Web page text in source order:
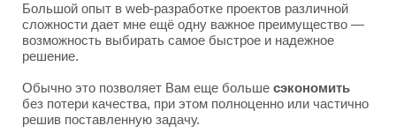
Большой опыт в web-разработке проектов различной
сложности дает мне ещё одну важное преимущество —
возможность выбирать самое быстрое и надежное
решение.
Обычно это позволяет Вам еще больше сэкономить
без потери качества, при этом полноценно или частично
решив поставленную задачу.